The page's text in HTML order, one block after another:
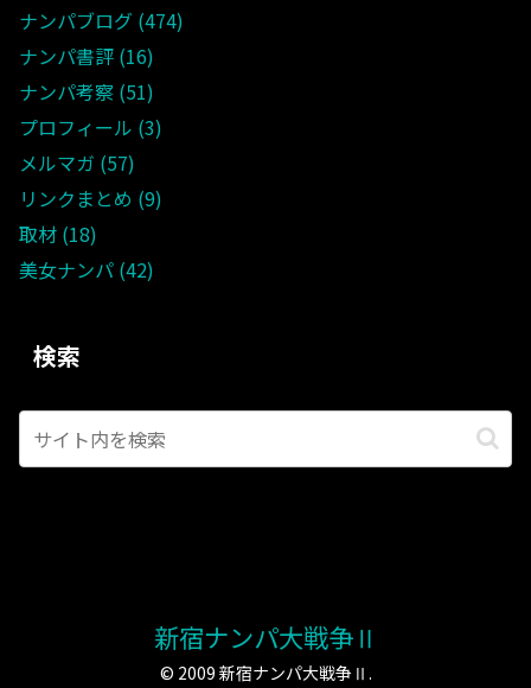
ナンパブログ 474
ナンパ書評 16
ナンパ考察 51
プロフィール 3
メルマガ 57
リンクまとめ 9
取材 18
美女ナンパ 42
検索
新宿ナンパ大戦争Ⅱ
© 2009 新宿ナンパ大戦争Ⅱ.